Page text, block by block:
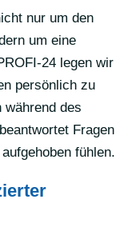
nur um den
um eine
24 legen wir
persönlich zu
während des
Fragen
fühlen.